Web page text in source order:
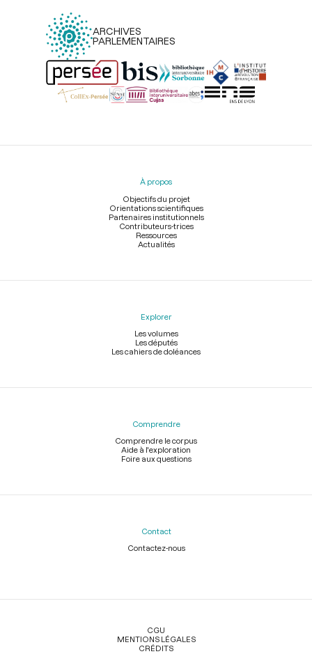
ARCHIVES
PARLEMENTAIRES
Menu
À propos
Objectifs du projet
Orientations scientifiques
Partenaires institutionnels
Contributeurs-trices
Ressources
Actualités
Explorer
Les volumes
Les députés
Les cahiers de doléances
Comprendre
Comprendre le corpus
Aide à l'exploration
Foire aux questions
Contact
Contactez-nous
Légal
CGU
MENTIONS LÉGALES
CRÉDITS